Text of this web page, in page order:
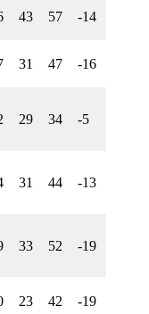
43 57 -14
31 47 -16
29 34 -5
31 44 -13
33 52 -19
23 42 -19